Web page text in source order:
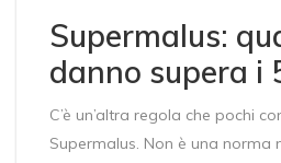
Supermalus:
danno supera i
C’è un’altra regola che pochi
Supermalus. Non è una norma